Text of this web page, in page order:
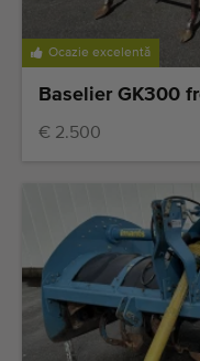
Ocazie excelentă
Baselier GK300
€ 2.500